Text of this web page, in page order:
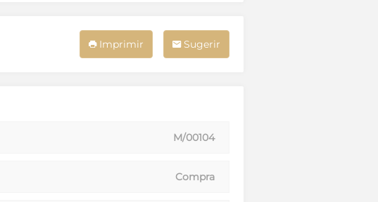
Sugerir
Imprimir
M/00104
Compra